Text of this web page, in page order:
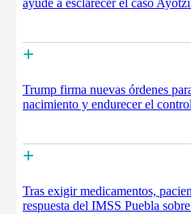
+
Trump firma nuevas órdenes
nacimiento y endurecer el
+
Tras exigir medicamentos,
respuesta del IMSS Puebla